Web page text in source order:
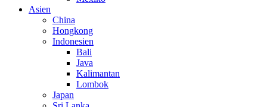
Asien
China
Hongkong
Indonesien
Bali
Java
Kalimantan
Lombok
Japan